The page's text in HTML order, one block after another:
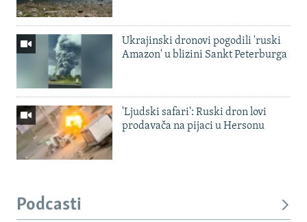
Ukrajinski dronovi pogodili 'ruski
Amazon' u blizini Sankt Peterburga
'Ljudski safari': Ruski dron lovi
prodavača na pijaci u Hersonu
Podcasti